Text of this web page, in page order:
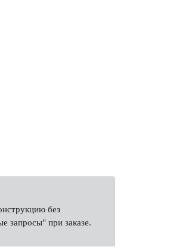
без
запросы" при заказе.